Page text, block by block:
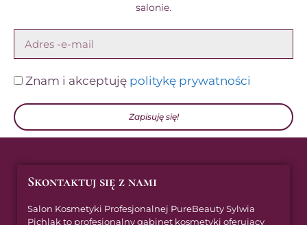
salonie.
Znam i akceptuję politykę prywatności
Zapisuję się!
Skontaktuj się z nami
Salon Kosmetyki Profesjonalnej PureBeauty Sylwia
Pichlak to profesjonalny gabinet kosmetyki oferujący